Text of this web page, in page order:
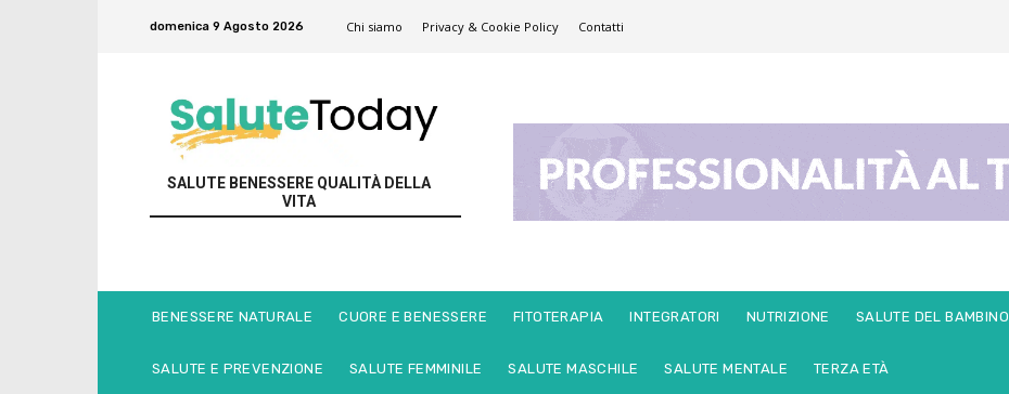
domenica 9 Agosto 2026 Chi siamo Privacy & Cookie Policy Contatti
SALUTE BENESSERE QUALITÀ DELLA
VITA
BENESSERE NATURALE CUORE E BENESSERE FITOTERAPIA INTEGRATORI NUTRIZIONE SALUTE DEL BAMBINO
SALUTE E PREVENZIONE SALUTE FEMMINILE SALUTE MASCHILE SALUTE MENTALE TERZA ETÀ